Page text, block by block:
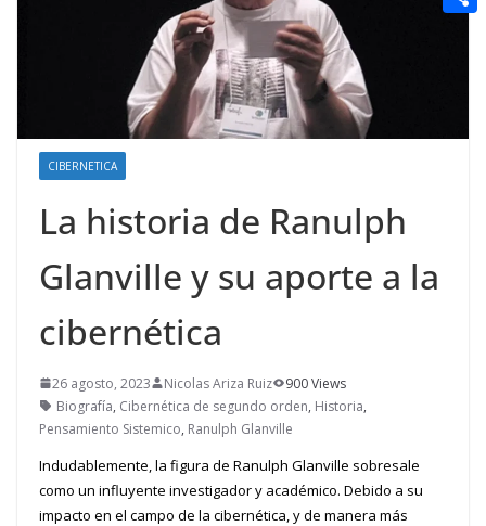
CIBERNETICA
La historia de Ranulph
Glanville y su aporte a la
cibernética
26 agosto, 2023 Nicolas Ariza Ruiz
900 Views
Biografía, Cibernética de segundo orden, Historia,
Pensamiento Sistemico, Ranulph Glanville
Indudablemente, la figura de Ranulph Glanville sobresale
como un influyente investigador y académico. Debido a su
impacto en el campo de la cibernética, y de manera más
n
s
a
p